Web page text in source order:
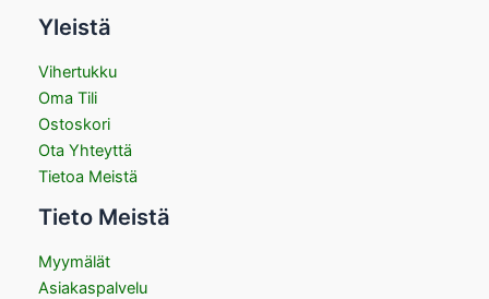
Yleistä
Vihertukku
Oma Tili
Ostoskori
Ota Yhteyttä
Tietoa Meistä
Tieto Meistä
Myymälät
Asiakaspalvelu